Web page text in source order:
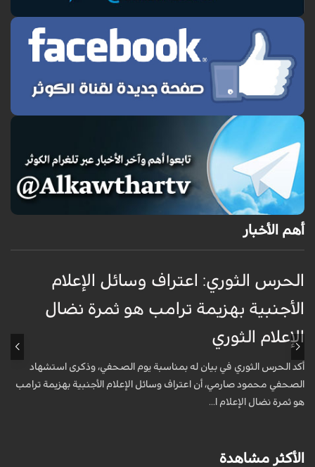
أهم الأخبار
الحرس الثوري: اعتراف وسائل الإعلام
الأجنبية بهزيمة ترامب هو ثمرة نضال
الإعلام الثوري
أكد الحرس الثوري في بيان له بمناسبة يوم الصحفي، وذكرى استشهاد
الصحفي محمود صارمي، أن اعتراف وسائل الإعلام الأجنبية بهزيمة ترامب
هو ثمرة نضال الإعلام ا...
الأكثر مشاهدة